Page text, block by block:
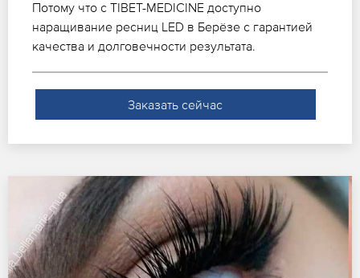
Потому что с TIBET-MEDICINE доступно
наращивание ресниц LED в Берёзе с гарантией
качества и долговечности результата.
Заказать сейчас